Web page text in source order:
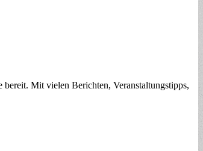
Mit vielen Berichten, Veranstaltungstipps,